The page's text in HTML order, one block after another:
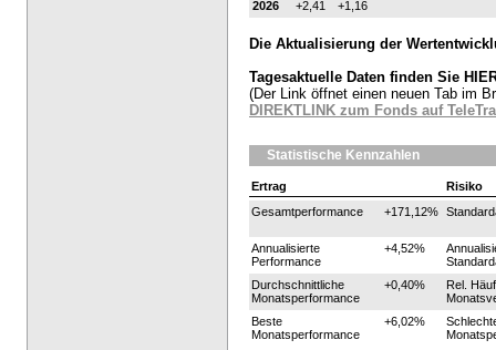
2026
+2,41 +1,16
Die Aktualisierung der
Tagesaktuelle Daten finden Sie
(Der Link öffnet einen neuen Tab im
DIREKTLINK zum Fonds auf
Statistische Kennzahlen
Ertrag
Risiko
Gesamtperformance
+171,12%
Annualisierte
Performance
+4,52%
Durchschnittliche
Monatsperformance
+0,40%
Rel.
Beste
Monatsperformance
+6,02%